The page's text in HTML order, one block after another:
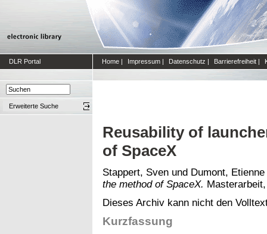
DLR Portal Home | Impressum | Datenschutz | Barrierefreiheit |
Erweiterte Suche
Reusability of
of SpaceX
Stappert, Sven und Dumont, Etienne
the method of SpaceX.
Dieses Archiv kann nicht den
Kurzfassung